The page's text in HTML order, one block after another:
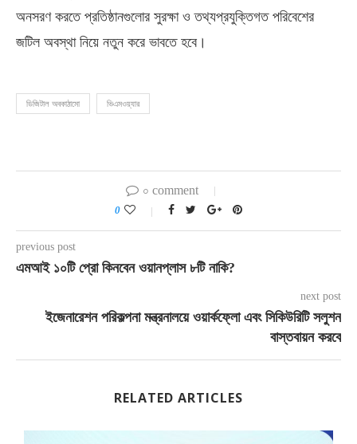
অনসরণ করতে প্রতিষ্ঠানগুলোর সুরক্ষা ও তথ্যপ্রযুক্তিগত পরিবেশের
জটিল অবস্থা নিয়ে নতুন করে ভাবতে হবে।
ডিজিটাল অবকাঠামো ভিএমওয়্যার
০ comment
0
previous post
এমআই ১০টি প্রো কিনবেন ওয়ানপ্লাস ৮টি নাকি?
next post
ইজেনারেশন পরিকল্পনা মন্ত্রনালয়ে ওয়ার্কফ্লো এবং সিকিউরিটি সলুশন
বাস্তবায়ন করবে
RELATED ARTICLES